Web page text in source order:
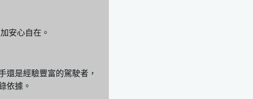
安心自在。
還是經驗豐富的駕駛者，
依據。